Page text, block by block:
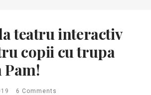
teatru interactiv
copii cu trupa
Pam!
6 Comments